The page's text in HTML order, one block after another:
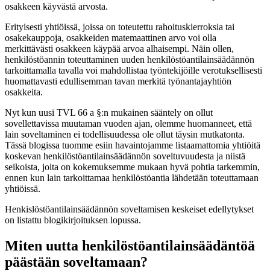
osakkeen käyvästä arvosta.
Erityisesti yhtiöissä, joissa on toteutettu rahoituskierroksia tai
osakekauppoja, osakkeiden matemaattinen arvo voi olla
merkittävästi osakkeen käypää arvoa alhaisempi. Näin ollen,
henkilöstöannin toteuttaminen uuden henkilöstöantilainsäädännön
tarkoittamalla tavalla voi mahdollistaa työntekijöille verotuksellisesti
huomattavasti edullisemman tavan merkitä työnantajayhtiön
osakkeita.
Nyt kun uusi TVL 66 a §:n mukainen sääntely on ollut
sovellettavissa muutaman vuoden ajan, olemme huomanneet, että
lain soveltaminen ei todellisuudessa ole ollut täysin mutkatonta.
Tässä blogissa tuomme esiin havaintojamme listaamattomia yhtiöitä
koskevan henkilöstöantilainsäädännön soveltuvuudesta ja niistä
seikoista, joita on kokemuksemme mukaan hyvä pohtia tarkemmin,
ennen kun lain tarkoittamaa henkilöstöantia lähdetään toteuttamaan
yhtiöissä.
Henkislöstöantilainsäädännön soveltamisen keskeiset edellytykset
on listattu blogikirjoituksen lopussa.
Miten uutta henkilöstöantilainsäädäntöä
päästään soveltamaan?